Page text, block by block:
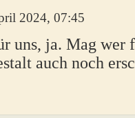
2024, 07:45
uns, ja. Mag wer
auch noch